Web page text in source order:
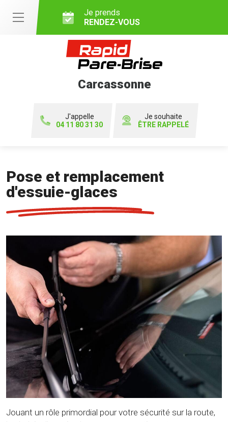
Je prends
RENDEZ-VOUS
Carcassonne
J'appelle
04 11 80 31 30
Je souhaite
ÊTRE RAPPELÉ
Pose et remplacement
d'essuie-glaces
Jouant un rôle primordial pour votre sécurité sur la route,